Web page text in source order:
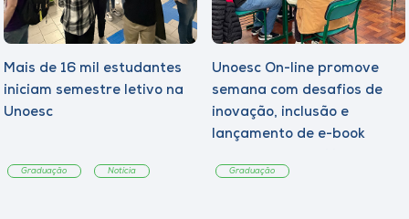
Mais de 16 mil estudantes
iniciam semestre letivo na
Unoesc
Graduação Notícia
Unoesc On-line promove
semana com desafios de
inovação, inclusão e
lançamento de e-book
Graduação